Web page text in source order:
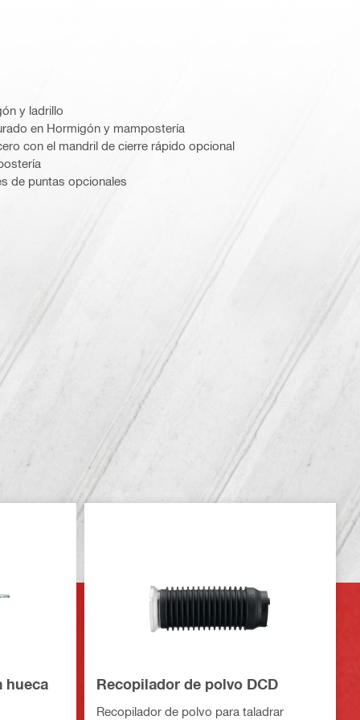
y ladrillo
en Hormigón y mampostería
con el mandril de cierre rápido opcional
de puntas opcionales
hueca
Recopilador de polvo DCD
Recopilador de polvo para taladrar